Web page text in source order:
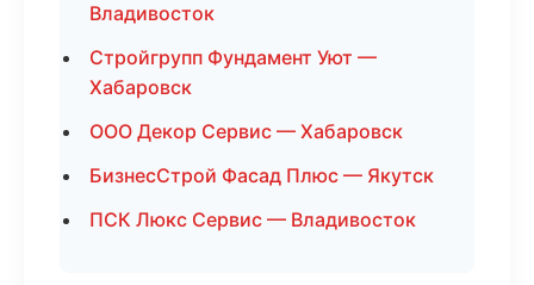
Владивосток
Стройгрупп Фундамент Уют —
Хабаровск
ООО Декор Сервис — Хабаровск
БизнесСтрой Фасад Плюс — Якутск
ПСК Люкс Сервис — Владивосток